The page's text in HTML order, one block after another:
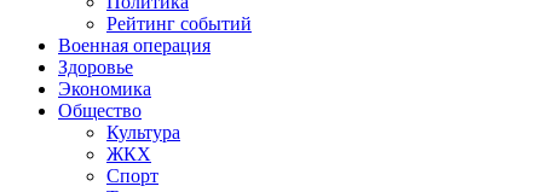
Рейтинг событий
Военная операция
Здоровье
Экономика
Общество
Культура
ЖКХ
Спорт